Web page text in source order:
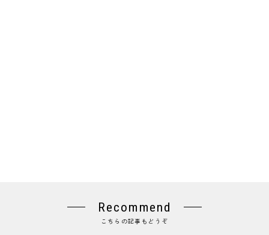
Recommend
こちらの記事もどうぞ